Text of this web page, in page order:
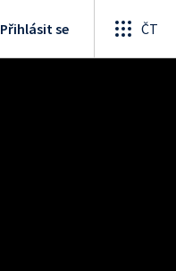
Přihlásit se ČT